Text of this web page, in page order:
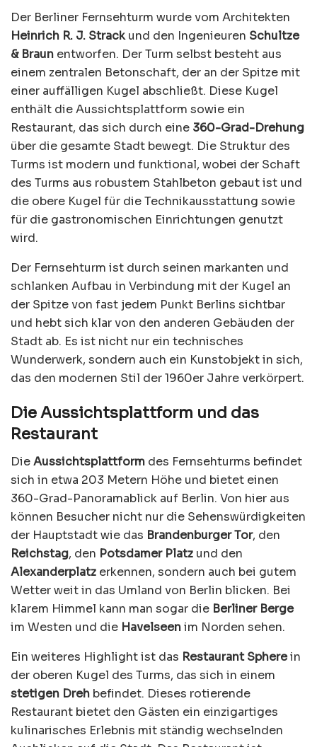
Der Berliner Fernsehturm wurde vom Architekten
Heinrich R. J. Strackund den Ingenieuren Schultze
& Braun entworfen. Der Turm selbst besteht aus
einem zentralen Betonschaft, der an der Spitze mit
einer auffälligen Kugel abschließt. Diese Kugel
enthält die Aussichtsplattform sowie ein
Restaurant, das sich durch eine 360-Grad-Drehung
über die gesamte Stadt bewegt. Die Struktur des
Turms ist modern und funktional, wobei der Schaft
des Turms aus robustem Stahlbeton gebaut ist und
die obere Kugel für die Technikausstattung sowie
für die gastronomischen Einrichtungen genutzt
wird.
Der Fernsehturm ist durch seinen markanten und
schlanken Aufbau in Verbindung mit der Kugel an
der Spitze von fast jedem Punkt Berlins sichtbar
und hebt sich klar von den anderen Gebäuden der
Stadt ab. Es ist nicht nur ein technisches
Wunderwerk, sondern auch ein Kunstobjekt in sich,
das den modernen Stil der 1960er Jahre verkörpert.
Die Aussichtsplattform und das
Restaurant
DieAussichtsplattform des Fernsehturms befindet
sich in etwa 203 Metern Höhe und bietet einen
360-Grad-Panoramablick auf Berlin. Von hier aus
können Besucher nicht nur die Sehenswürdigkeiten
der Hauptstadt wie das Brandenburger Tor, den
Reichstag, den Potsdamer Platz und den
Alexanderplatz erkennen, sondern auch bei gutem
Wetter weit in das Umland von Berlin blicken. Bei
klarem Himmel kann man sogar die Berliner Berge
im Westen und die Havelseenim Norden sehen.
Ein weiteres Highlight ist das Restaurant Spherein
der oberen Kugel des Turms, das sich in einem
stetigen Dreh befindet. Dieses rotierende
Restaurant bietet den Gästen ein einzigartiges
kulinarisches Erlebnis mit ständig wechselnden